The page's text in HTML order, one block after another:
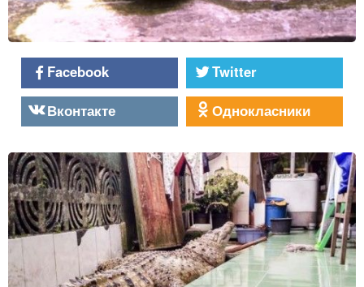
Facebook
Twitter
Вконтакте
Однокласники